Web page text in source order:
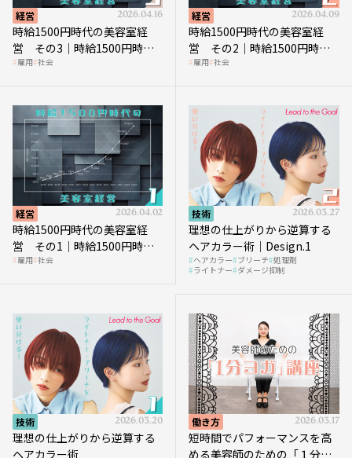
経営 2026.04.16
時給1500円時代の美容室経
営 その3｜時給1500円時
代、美容業はどのような影響
雇用 社会
経営 2026.04.09
時給1500円時代の美容室経
営 その2｜時給1500円時代
に支払う給与はいくらなのか
雇用 社会
経営 2026.04.02
時給1500円時代の美容室経
営 その1｜時給1500円時代
へ向かう社会的背景
雇用 社会
技術 2026.03.27
理想の仕上がりから逆算する
ヘアカラー術｜Design.1
ヘアカラー ブリーチ 処理剤
ライトナー ダメージ抑制
技術 2026.03.20
理想の仕上がりから逆算する
ヘアカラー術
働き方 2026.03.17
短時間でパフォーマンスを高
める美容師のための「１分ヨ